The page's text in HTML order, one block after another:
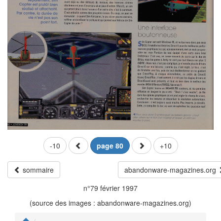
-10 page 80 +10
sommaire
abandonware-magazines.org
n°79 février 1997
(source des images : abandonware-magazines.org)